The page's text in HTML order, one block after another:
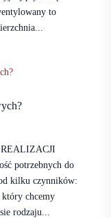
to
potrzebnych do
kilku czynników:
który chcemy
rodzaju...